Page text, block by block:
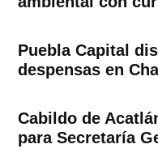
Puebla Capital
despensas en
Cabildo de
para Secretaría